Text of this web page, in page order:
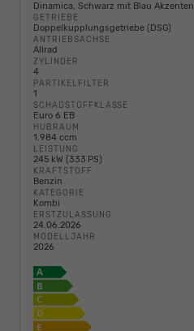
Dinamica, Schwarz mit Blau Akzenten
GETRIEBE
Doppelkupplungsgetriebe (DSG)
ANTRIEBSACHSE
Allrad
ZYLINDER
4
PARTIKELFILTER
1
SCHADSTOFFKLASSE
Euro 6 EB
HUBRAUM
1.984 ccm
LEISTUNG
245 kW (333 PS)
KRAFTSTOFF
Benzin
KATEGORIE
Kombi
ERSTZULASSUNG
24.06.2026
MODELLJAHR
2026